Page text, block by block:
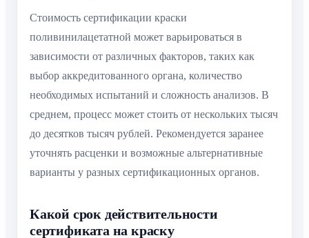
Стоимость сертификации краски
поливинилацетатной может варьироваться в
зависимости от различных факторов, таких как
выбор аккредитованного органа, количество
необходимых испытаний и сложность анализов. В
среднем, процесс может стоить от нескольких тысяч
до десятков тысяч рублей. Рекомендуется заранее
уточнять расценки и возможные альтернативные
варианты у разных сертификационных органов.
Какой срок действительности
сертификата на краску